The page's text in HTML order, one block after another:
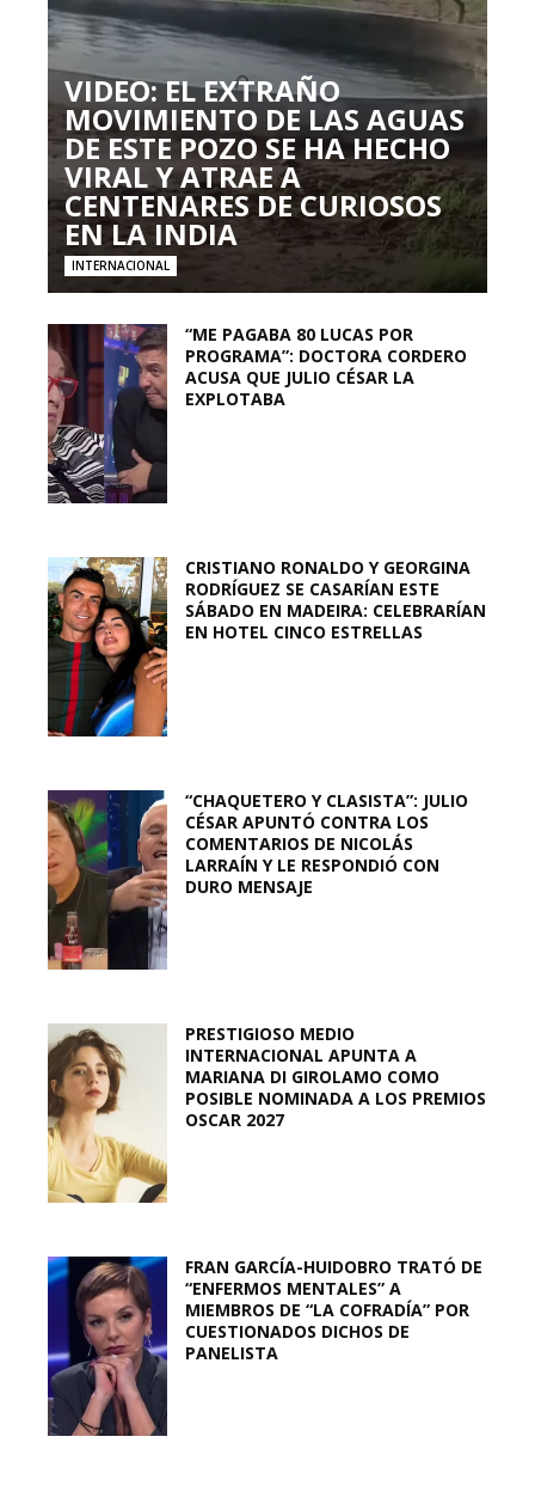
VIDEO: EL EXTRAÑO
MOVIMIENTO DE LAS AGUAS
DE ESTE POZO SE HA HECHO
VIRAL Y ATRAE A
CENTENARES DE CURIOSOS
EN LA INDIA
INTERNACIONAL
“ME PAGABA 80 LUCAS POR
PROGRAMA”: DOCTORA CORDERO
ACUSA QUE JULIO CÉSAR LA
EXPLOTABA
CRISTIANO RONALDO Y GEORGINA
RODRÍGUEZ SE CASARÍAN ESTE
SÁBADO EN MADEIRA: CELEBRARÍAN
EN HOTEL CINCO ESTRELLAS
“CHAQUETERO Y CLASISTA”: JULIO
CÉSAR APUNTÓ CONTRA LOS
COMENTARIOS DE NICOLÁS
LARRAÍN Y LE RESPONDIÓ CON
DURO MENSAJE
PRESTIGIOSO MEDIO
INTERNACIONAL APUNTA A
MARIANA DI GIROLAMO COMO
POSIBLE NOMINADA A LOS PREMIOS
OSCAR 2027
FRAN GARCÍA-HUIDOBRO TRATÓ DE
“ENFERMOS MENTALES” A
MIEMBROS DE “LA COFRADÍA” POR
CUESTIONADOS DICHOS DE
PANELISTA